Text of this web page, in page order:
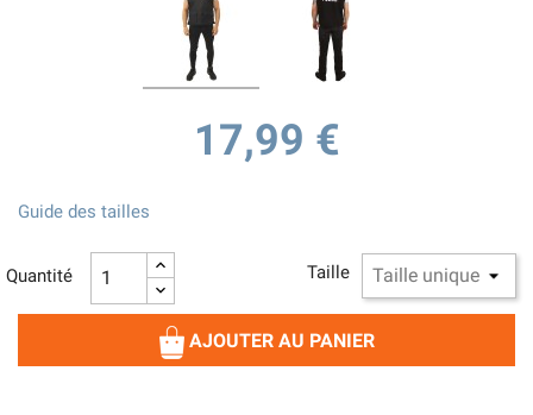
17,99 €
Taille
Guide des tailles
Quantité
AJOUTER AU PANIER